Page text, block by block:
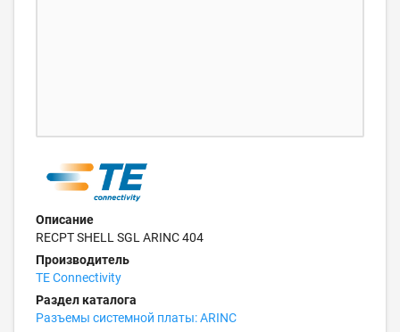
Описание
RECPT SHELL SGL ARINC 404
Производитель
TE Connectivity
Раздел каталога
Разъемы системной платы: ARINC